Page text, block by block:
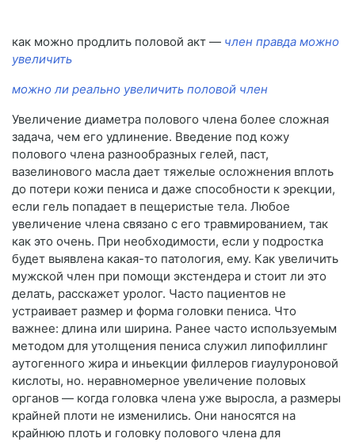
как можно продлить половой акт — член правда можно
увеличить
можно ли реально увеличить половой член
Увеличение диаметра полового члена более сложная
задача, чем его удлинение. Введение под кожу
полового члена разнообразных гелей, паст,
вазелинового масла дает тяжелые осложнения вплоть
до потери кожи пениса и даже способности к эрекции,
если гель попадает в пещеристые тела. Любое
увеличение члена связано с его травмированием, так
как это очень. При необходимости, если у подростка
будет выявлена какая-то патология, ему. Как увеличить
мужской член при помощи экстендера и стоит ли это
делать, расскажет уролог. Часто пациентов не
устраивает размер и форма головки пениса. Что
важнее: длина или ширина. Ранее часто используемым
методом для утолщения пениса служил липофиллинг
аутогенного жира и иньекции филлеров гиаулуроновой
кислоты, но. неравномерное увеличение половых
органов — когда головка члена уже выросла, а размеры
крайней плоти не изменились. Они наносятся на
крайнюю плоть и головку полового члена для